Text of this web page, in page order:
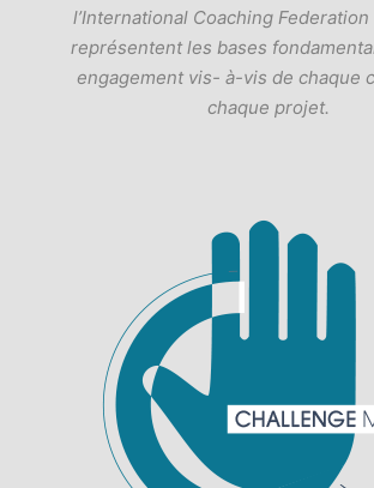
l’International Coaching Federation
représentent les bases
engagement vis- à-vis de chaque
chaque projet.